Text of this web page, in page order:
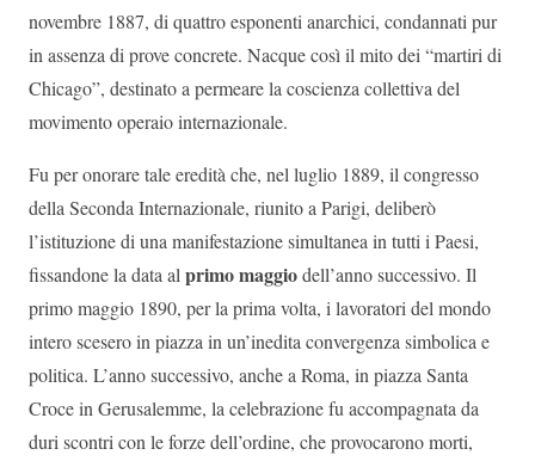
novembre 1887, di quattro esponenti anarchici, condannati pur
in assenza di prove concrete. Nacque così il mito dei “martiri di
Chicago”, destinato a permeare la coscienza collettiva del
movimento operaio internazionale.
Fu per onorare tale eredità che, nel luglio 1889, il congresso
della Seconda Internazionale, riunito a Parigi, deliberò
l’istituzione di una manifestazione simultanea in tutti i Paesi,
fissandone la data al primo maggiodell’anno successivo. Il
primo maggio 1890, per la prima volta, i lavoratori del mondo
intero scesero in piazza in un’inedita convergenza simbolica e
politica. L’anno successivo, anche a Roma, in piazza Santa
Croce in Gerusalemme, la celebrazione fu accompagnata da
duri scontri con le forze dell’ordine, che provocarono morti,